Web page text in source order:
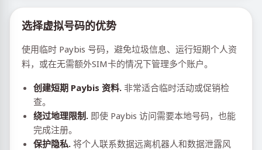
选择虚拟号码的优势
使用临时 Paybis 号码，避免垃圾信息、运行短期个人资
料，或在无需额外SIM卡的情况下管理多个账户。
创建短期 Paybis 资料. 非常适合临时活动或促销检
查。
绕过地理限制. 即使 Paybis 访问需要本地号码，也能
完成注册。
保护隐私. 将个人联系数据远离机器人和数据泄露风